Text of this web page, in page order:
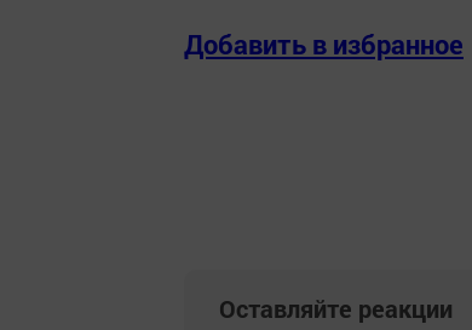
Добавить в избранное
Оставляйте реакции